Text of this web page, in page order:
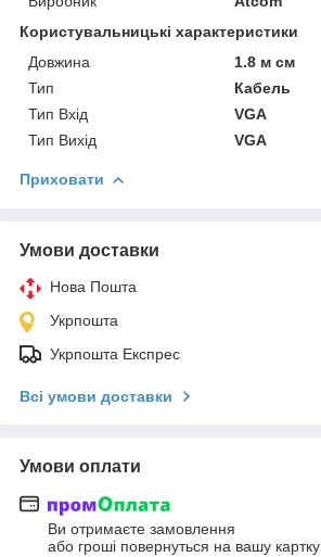
Користувальницькі характеристики
Довжина
1.8 м см
Тип
Кабель
Тип Вхід
VGA
Тип Вихід
VGA
Приховати
Умови доставки
Нова Пошта
Укрпошта
Укрпошта Експрес
Всі умови доставки
Умови оплати
Ви отримаєте замовлення
або гроші повернуться на вашу картку